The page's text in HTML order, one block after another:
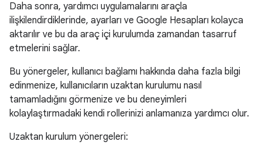
Daha sonra, yardımcı uygulamalarını araçla
ilişkilendirdiklerinde, ayarları ve Google Hesapları kolayca
aktarılır ve bu da araç içi kurulumda zamandan tasarruf
etmelerini sağlar.
Bu yönergeler, kullanıcı bağlamı hakkında daha fazla bilgi
edinmenize, kullanıcıların uzaktan kurulumu nasıl
tamamladığını görmenize ve bu deneyimleri
kolaylaştırmadaki kendi rollerinizi anlamanıza yardımcı olur.
Uzaktan kurulum yönergeleri: